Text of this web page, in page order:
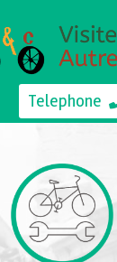
Telephone